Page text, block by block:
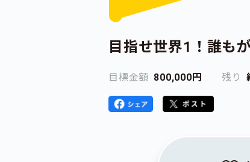
目指せ世界1！誰も
目標金額 800,000円 残り